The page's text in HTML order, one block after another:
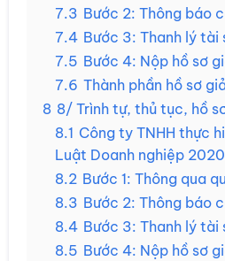
7.3 Bước 2: Thông báo
7.4 Bước 3: Thanh lý
7.5 Bước 4: Nộp hồ sơ
7.6 Thành phần hồ sơ
8 8/ Trình tự, thủ tục, hồ
8.1 Công ty TNHH thực
Luật Doanh nghiệp
8.2 Bước 1: Thông qua
8.3 Bước 2: Thông báo
8.4 Bước 3: Thanh lý
8.5 Bước 4: Nộp hồ sơ